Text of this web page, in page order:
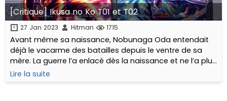
[Critique] Ikusa no Ko T01 et T02
27 Jan 2023 Hitman 1715
Avant même sa naissance, Nobunaga Oda entendait
déjà le vacarme des batailles depuis le ventre de sa
mère. La guerre l’a enlacé dès la naissance et ne l’a plus
jamais relâché. Il fût bercé par les champs de bataille.
Tout ce qu’il sût fût appris des...
Lire la suite